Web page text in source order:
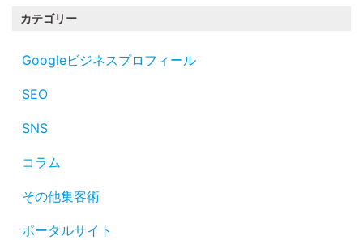
カテゴリー
Googleビジネスプロフィール
SEO
SNS
コラム
その他集客術
ポータルサイト